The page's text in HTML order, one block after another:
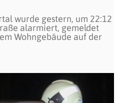
wurde gestern, um 22:12
alarmiert, gemeldet
Wohngebäude auf der